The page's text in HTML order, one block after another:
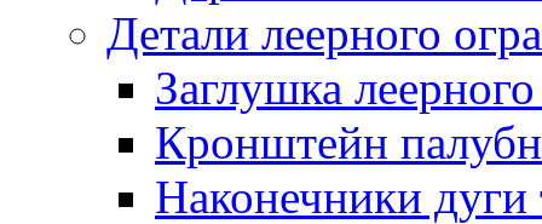
Детали леерного
Заглушка
Кронштейн
Наконечники дуги